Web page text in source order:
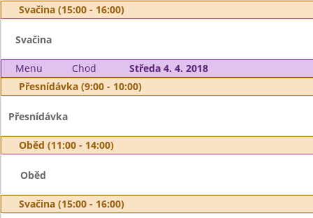
Svačina (15:00 - 16:00)
Svačina
Menu Chod
Středa 4. 4. 2018
Přesnídávka (9:00 - 10:00)
Přesnídávka
Oběd (11:00 - 14:00)
Oběd
Svačina (15:00 - 16:00)